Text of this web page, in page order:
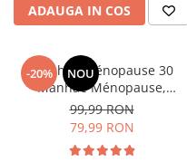
Cătină
Colina
Electroliti
Produse Apicole
ADAUGA IN COS
-20% NOU
Manhaé Ménopause 30
Manhaé Ménopause,
Menopauza, pentru
menopauza si premenopauza
* 30 cps
99,99 RON
79,99 RON